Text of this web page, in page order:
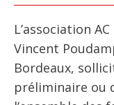
L’association
Vincent
Bordeaux,
préliminaire ou